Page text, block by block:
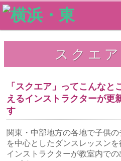
スクエ
「スクエア」ってこんな
えるインストラクターが更
す
関東・中部地方の各地で子供
を中心としたダンスレッスン
インストラクターが教室内で